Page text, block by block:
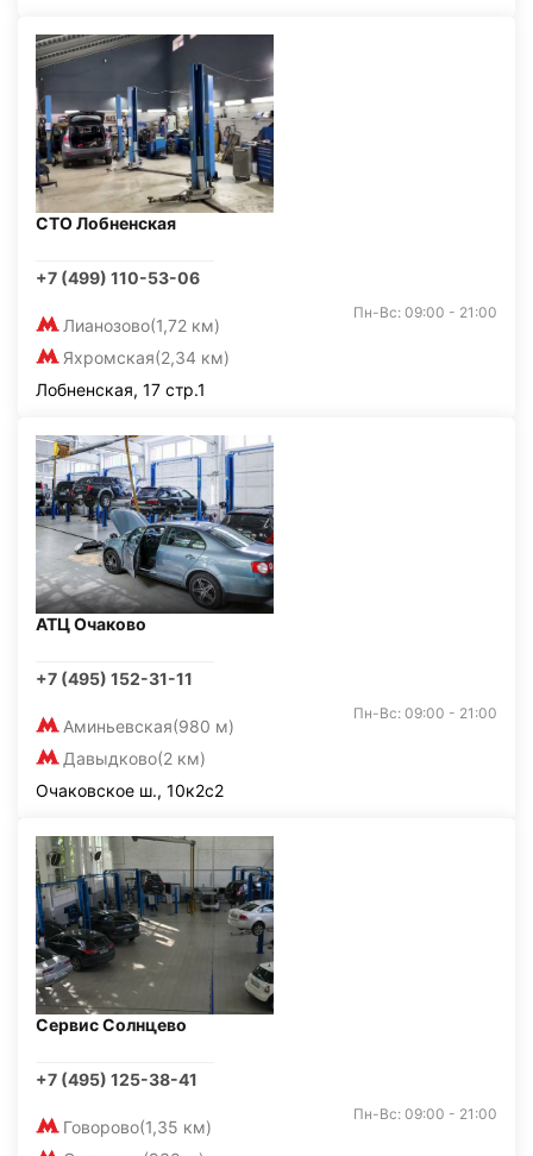
СТО Лобненская
+7 (499) 110-53-06
Лианозово(1,72 км)
Яхромская(2,34 км)
Пн-Вс: 09:00 - 21:00
Лобненская, 17 стр.1
АТЦ Очаково
+7 (495) 152-31-11
Аминьевская(980 м)
Давыдково(2 км)
Пн-Вс: 09:00 - 21:00
Очаковское ш., 10к2с2
Сервис Солнцево
+7 (495) 125-38-41
Говорово(1,35 км)
Пн-Вс: 09:00 - 21:00